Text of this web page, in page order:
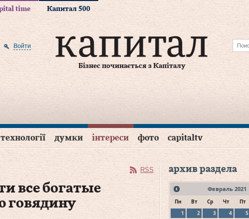
time Капитал 500
Бізнес починається з Капіталу
Войти
технології думки інтереси фото capitaltv
RSS
все богатые
говядину
архив раздела
Февраль 2021
Пн Вт Ср Чт Пт
1
2 3 4 5